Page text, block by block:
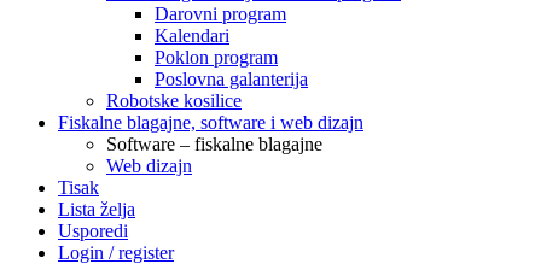
Darovni program
Kalendari
Poklon program
Poslovna galanterija
Robotske kosilice
Fiskalne blagajne, software i web dizajn
Software – fiskalne blagajne
Web dizajn
Tisak
Lista želja
Usporedi
Login / register